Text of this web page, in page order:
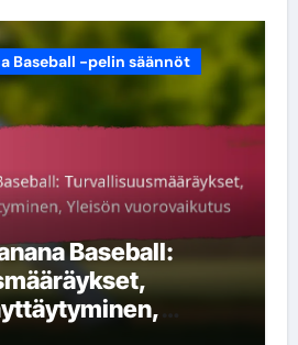
Baseball -pelin säännöt
Baseball: